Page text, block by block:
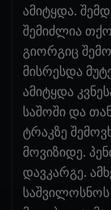
ამიტყდა.
შემიძლია
გიორგიც
მისრესდა
ამიტყდა
საშოში და
ტრაკზე
მოვიზიდე.
დავკარგე.